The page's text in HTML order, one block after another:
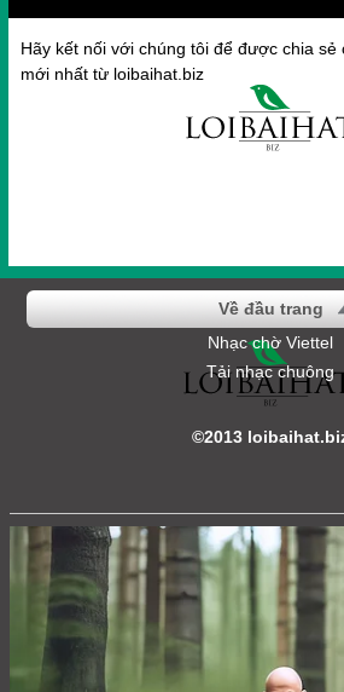
Hãy kết nối với chúng tôi để được chia sẻ
mới nhất từ loibaihat.biz
Về đầu trang
Nhạc chờ Viettel
Tải nhạc chuông
©2013